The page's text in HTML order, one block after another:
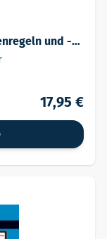
und -
17,95 €